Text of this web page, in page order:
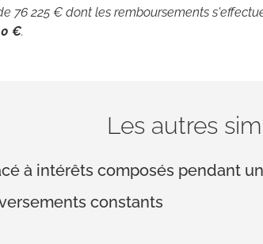
76 225 € dont les remboursements
€.
Les autres
à intérêts composés pendant
constants